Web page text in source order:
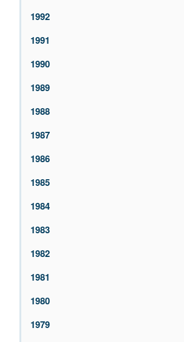
1992
1991
1990
1989
1988
1987
1986
1985
1984
1983
1982
1981
1980
1979